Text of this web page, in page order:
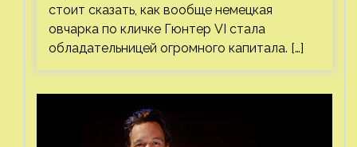
стоит сказать, как вообще немецкая
овчарка по кличке Гюнтер VI стала
обладательницей огромного капитала. […]